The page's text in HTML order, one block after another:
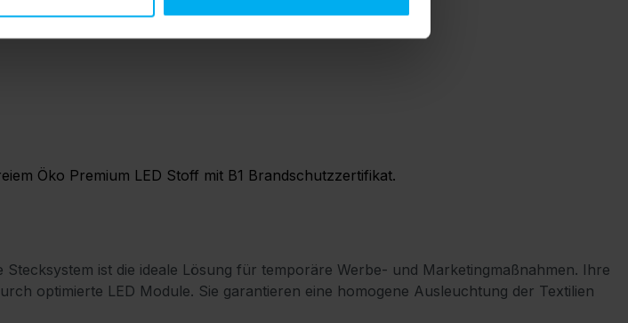
Öko Premium LED Stoff mit B1 Brandschutzzertifikat.
ist die ideale Lösung für temporäre Werbe- und Marketingmaßnahmen. Ihre
optimierte LED Module. Sie garantieren eine homogene Ausleuchtung der Textilien